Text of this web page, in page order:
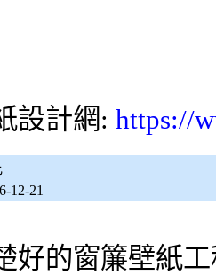
設計網: https://
12-21
好的窗簾壁紙